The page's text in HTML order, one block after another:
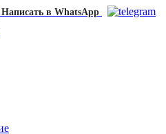
Написать в WhatsApp